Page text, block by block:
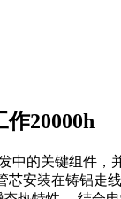
20000h
中的关键组件，
芯安装在铸铝